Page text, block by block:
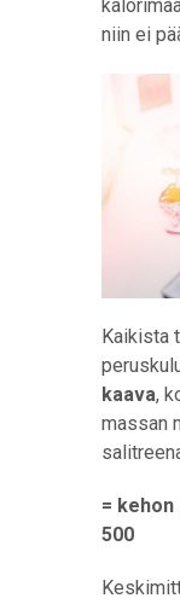
niin ei
Kaikista
kaava,
massan
=
500